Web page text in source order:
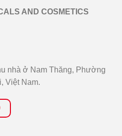
AND COSMETICS
nhà ở Nam Thăng, Phường
Việt Nam.